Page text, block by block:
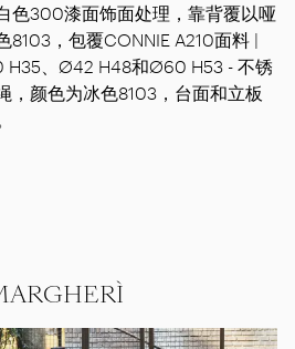
色300漆面饰面处理，靠背覆以哑
8103，包覆CONNIE A210面料 |
H35、Ø42 H48和Ø60 H53 - 不锈
，颜色为冰色8103，台面和立板